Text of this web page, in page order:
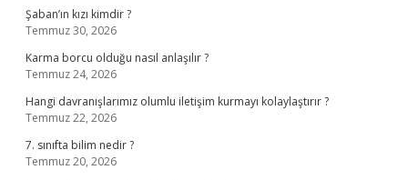
Şaban’ın kızı kimdir ?
Temmuz 30, 2026
Karma borcu olduğu nasıl anlaşılır ?
Temmuz 24, 2026
Hangi davranışlarımız olumlu iletişim kurmayı kolaylaştırır ?
Temmuz 22, 2026
7. sınıfta bilim nedir ?
Temmuz 20, 2026